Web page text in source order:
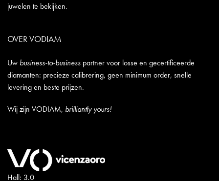
juwelen te bekijken.
OVER VODIAM
Uw business-to-business partner voor losse en gecertificeerde
diamanten: precieze calibrering, geen minimum order, snelle
levering en beste prijzen.
Wij zijn VODIAM, brilliantly yours!
Hall: 3.0